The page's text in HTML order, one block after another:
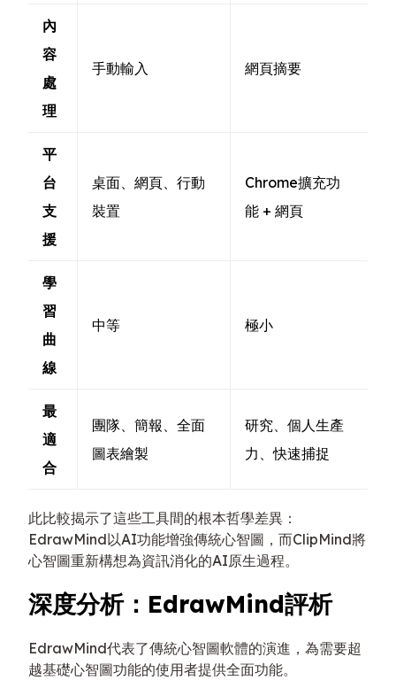
內
容
處
理
手動輸入 網頁摘要
平
台
支
援
桌面、網頁、行動
裝置
Chrome擴充功
能 + 網頁
學
習
曲
線
中等 極小
最
適
合
團隊、簡報、全面
圖表繪製
研究、個人生產
力、快速捕捉
此比較揭示了這些工具間的根本哲學差異：
EdrawMind以AI功能增強傳統心智圖，而ClipMind將
心智圖重新構想為資訊消化的AI原生過程。
深度分析：EdrawMind評析
EdrawMind代表了傳統心智圖軟體的演進，為需要超
越基礎心智圖功能的使用者提供全面功能。